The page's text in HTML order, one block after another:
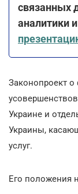
связанных
аналитики
Законопроект о
Украине и
Украины,
услуг.
Его положения